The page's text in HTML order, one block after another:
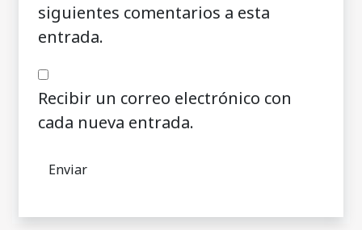
siguientes comentarios a esta
entrada.
Recibir un correo electrónico con
cada nueva entrada.